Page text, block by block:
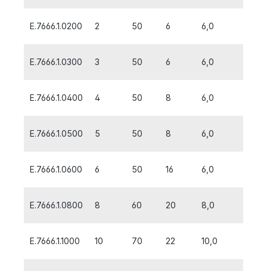
E.7666.1.0200 2 50 6 6,0
E.7666.1.0300 3 50 6 6,0
E.7666.1.0400 4 50 8 6,0
E.7666.1.0500 5 50 8 6,0
E.7666.1.0600 6 50 16 6,0
E.7666.1.0800 8 60 20 8,0
E.7666.1.1000 10 70 22 10,0